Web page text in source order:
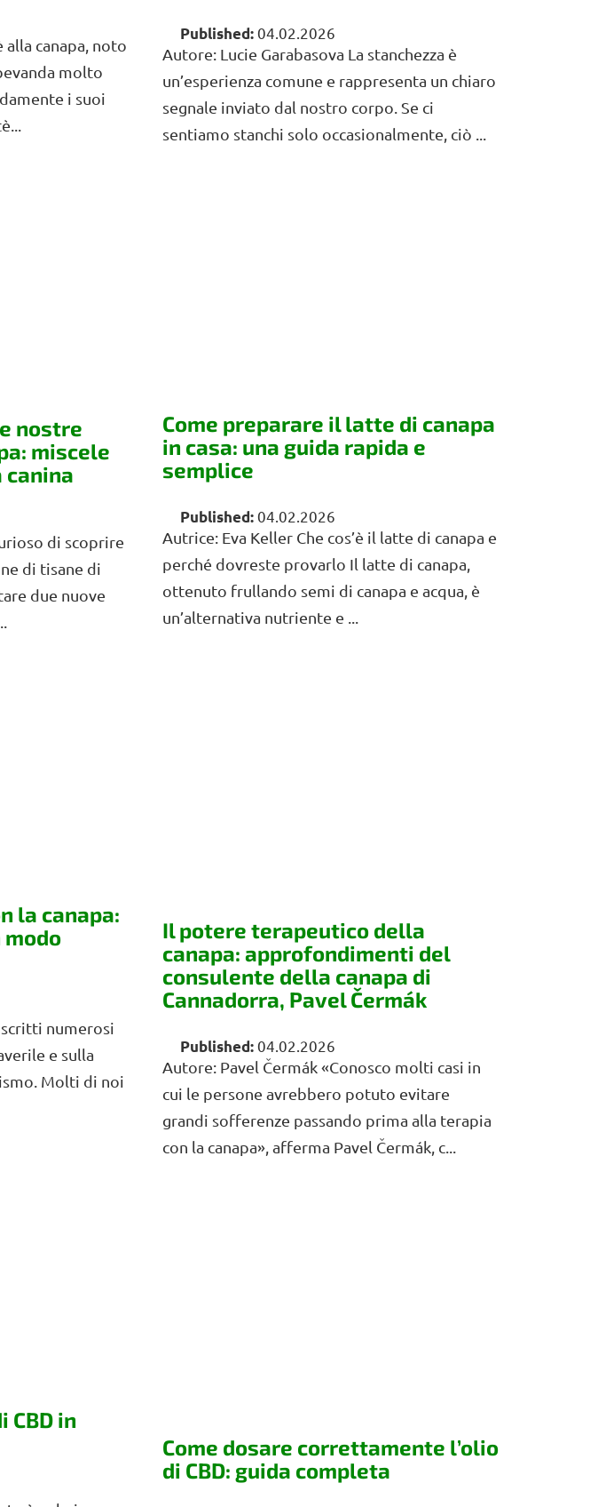
alla canapa, noto
molto
i suoi
04.02.2026
Autore: Lucie Garabasova La stanchezza è
un’esperienza comune e rappresenta un chiaro
segnale inviato dal nostro corpo. Se ci
sentiamo stanchi solo occasionalmente, ciò ...
nostre
miscele
canina
di scoprire
di tisane di
due nuove
Come preparare il latte di canapa
in casa: una guida rapida e
semplice
04.02.2026
Autrice: Eva Keller Che cos’è il latte di canapa e
perché dovreste provarlo Il latte di canapa,
ottenuto frullando semi di canapa e acqua, è
un’alternativa nutriente e ...
la canapa:
numerosi
e sulla
Molti di noi
Il potere terapeutico della
canapa: approfondimenti del
consulente della canapa di
Cannadorra, Pavel Čermák
04.02.2026
Autore: Pavel Čermák «Conosco molti casi in
cui le persone avrebbero potuto evitare
grandi sofferenze passando prima alla terapia
con la canapa», afferma Pavel Čermák, c...
CBD in
Come dosare correttamente l’olio
di CBD: guida completa